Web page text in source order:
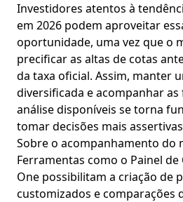
Investidores atentos à
em 2026 podem aproveitar
oportunidade, uma vez que o
precificar as altas de cotas
da taxa oficial. Assim, manter
diversificada e acompanhar
análise disponíveis se torna
tomar decisões mais
Sobre o acompanhamento do
Ferramentas como o Painel
One possibilitam a criação de
customizados e comparações